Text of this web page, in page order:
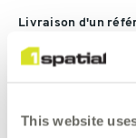
This website
Livraison d'un
géolocalisées en
Données 2D